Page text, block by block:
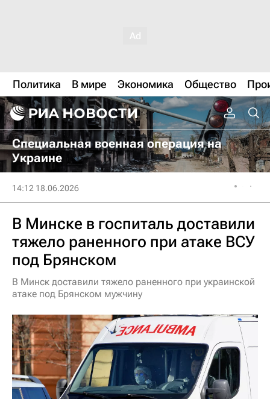
Политика В мире Экономика Общество
Специальная военная операция на
Украине
14:12 18.06.2026
В Минске в госпиталь доставили
тяжело раненного при атаке ВСУ
под Брянском
В Минск доставили тяжело раненного при украинской
атаке под Брянском мужчину